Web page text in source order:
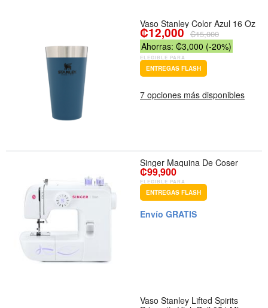
Vaso Stanley Color Azul 16 Oz
₡12,000 ₡15,000
Ahorras: ₡3,000 (-20%)
ELEGIBLE PARA
ENTREGAS FLASH
7 opciones más disponibles
Singer Maquina De Coser
₡99,900
ELEGIBLE PARA
ENTREGAS FLASH
Envío GRATIS
Vaso Stanley Lifted Spirits